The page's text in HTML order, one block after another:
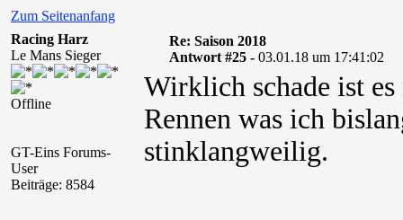
Zum Seitenanfang
Racing Harz
Le Mans Sieger
Offline
GT-Eins Forums-
User
Beiträge: 8584
Re: Saison 2018
Antwort #25 - 03.01.18 um 17:41:02
Wirklich schade ist
Rennen was ich
stinklangweilig.